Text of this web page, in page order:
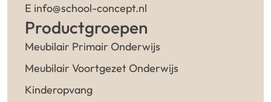
E info@school-concept.nl
Productgroepen
Meubilair Primair Onderwijs
Meubilair Voortgezet Onderwijs
Kinderopvang